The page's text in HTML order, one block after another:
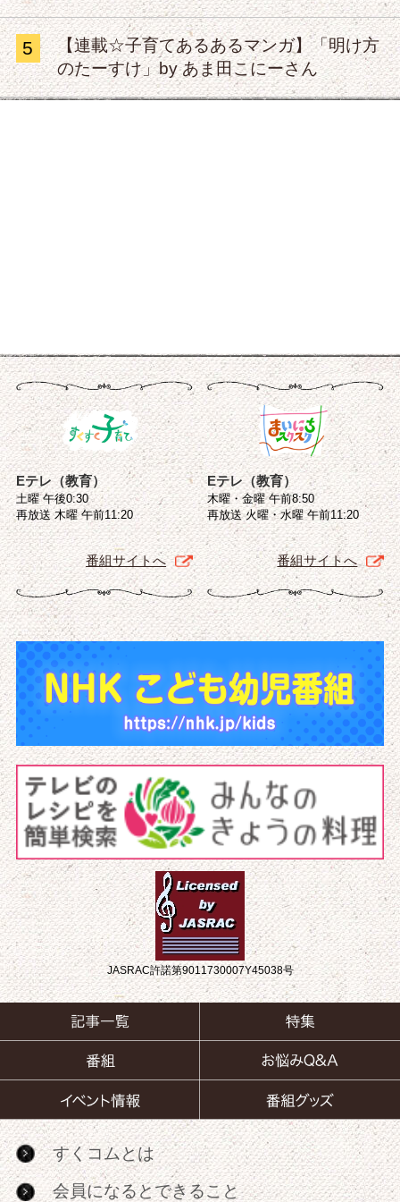
5
【連載☆子育てあるあるマンガ】「明け方
のたーすけ」by あま田こにーさん
Eテレ（教育）
土曜 午後0:30
再放送 木曜 午前11:20
番組サイトへ
Eテレ（教育）
木曜・金曜 午前8:50
再放送 火曜・水曜 午前11:20
番組サイトへ
JASRAC許諾第9011730007Y45038号
すくコムとは
会員になるとできること